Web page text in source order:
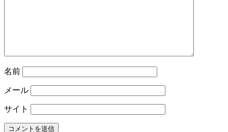
名前
メール
サイト